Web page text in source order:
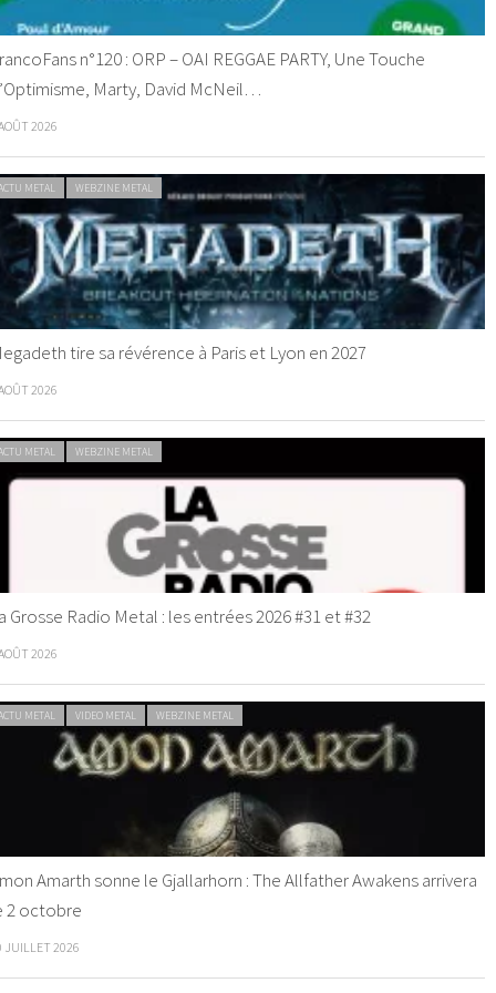
n°120 : ORP – OAI REGGAE PARTY, Une Touche
Marty, David McNeil…
2026
METAL WEBZINE METAL
tire sa révérence à Paris et Lyon en 2027
2026
METAL WEBZINE METAL
Grosse Radio Metal : les entrées 2026 #31 et #32
2026
METAL VIDEO METAL WEBZINE METAL
Amarth sonne le Gjallarhorn : The Allfather Awakens arrivera
2 octobre
JUILLET 2026